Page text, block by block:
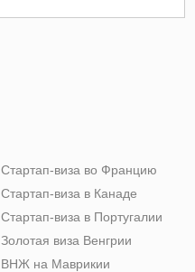
Стартап-виза во Францию
Стартап-виза в Канаде
Стартап-виза в Португалии
Золотая виза Венгрии
ВНЖ на Маврикии